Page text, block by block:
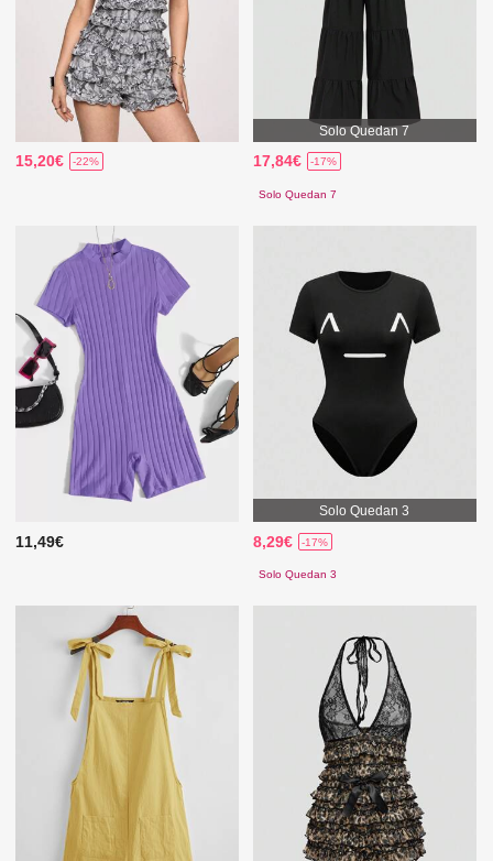
15,20€ -22%
Solo Quedan 7
17,84€ -17%
Solo Quedan 7
11,49€
Solo Quedan 3
8,29€ -17%
Solo Quedan 3